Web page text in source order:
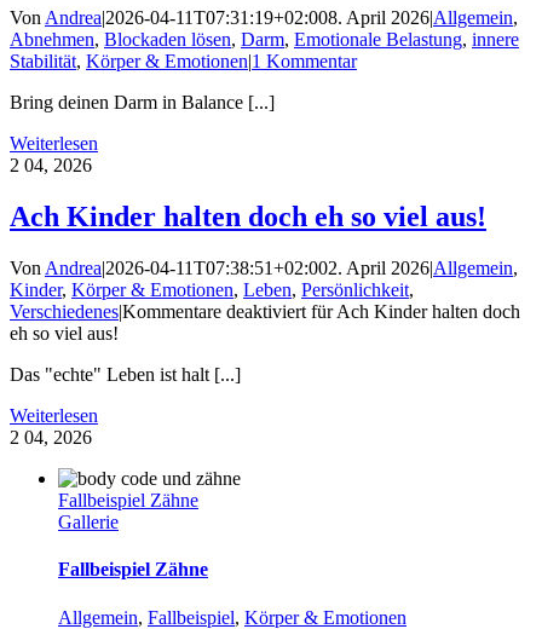
Von Andrea|2026-04-11T07:31:19+02:008. April 2026|Allgemein,
Abnehmen, Blockaden lösen, Darm, Emotionale Belastung, innere
Stabilität, Körper & Emotionen|1 Kommentar
Bring deinen Darm in Balance [...]
Weiterlesen
2 04, 2026
Ach Kinder halten doch eh so viel aus!
Von Andrea|2026-04-11T07:38:51+02:002. April 2026|Allgemein,
Kinder, Körper & Emotionen, Leben, Persönlichkeit,
Verschiedenes|Kommentare deaktiviert für Ach Kinder halten doch
eh so viel aus!
Das "echte" Leben ist halt [...]
Weiterlesen
2 04, 2026
Fallbeispiel Zähne
Gallerie
Fallbeispiel Zähne
Allgemein, Fallbeispiel, Körper & Emotionen